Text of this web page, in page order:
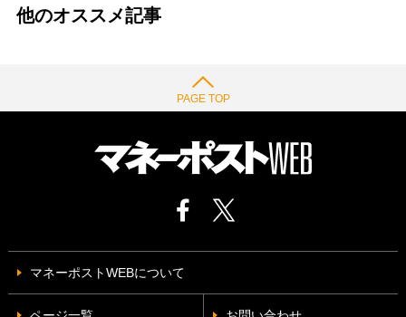
他のオススメ記事
PAGE TOP
マネーポストWEBについて